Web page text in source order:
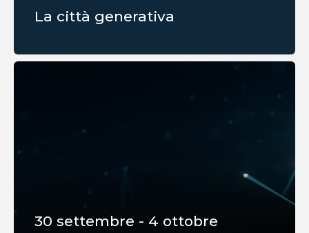
La città generativa
30 settembre - 4 ottobre